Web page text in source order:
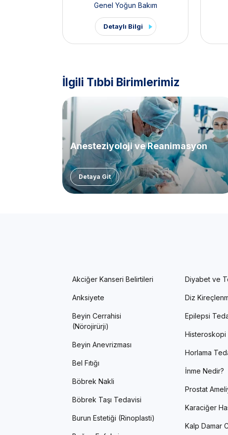
Genel Yoğun Bakım
Detaylı Bilgi
İlgili Tıbbi Birimlerimiz
Anesteziyoloji ve Reanimasyon
Detaya Git
Akciğer Kanseri Belirtileri
Anksiyete
Beyin Cerrahisi
(Nörojirürji)
Beyin Anevrizması
Bel Fıtığı
Böbrek Nakli
Böbrek Taşı Tedavisi
Burun Estetiği (Rinoplasti)
Diyabet ve
Diz
Epilepsi
Histeroskopi
Horlama
İnme Nedir?
Prostat
Karaciğer
Kalp Damar